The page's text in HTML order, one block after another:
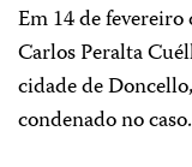
Em 14 de
Carlos Peralta
cidade de
condenado no caso.